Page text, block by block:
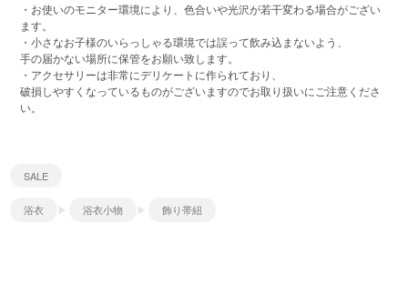
・お使いのモニター環境により、色合いや光沢が若干変わる場合がござい
ます。
・小さなお子様のいらっしゃる環境では誤って飲み込まないよう、
手の届かない場所に保管をお願い致します。
・アクセサリーは非常にデリケートに作られており、
破損しやすくなっているものがございますのでお取り扱いにご注意くださ
い。
SALE
浴衣 浴衣小物 飾り帯紐